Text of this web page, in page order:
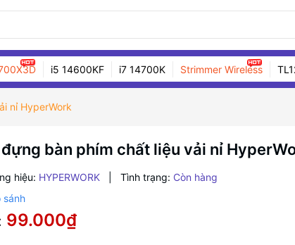
i5 14600KF i7 14700K Strimmer Wireless
nỉ HyperWork
bàn phím chất liệu vải nỉ
hiệu: HYPERWORK Tình trạng: Còn hàng
99.000₫